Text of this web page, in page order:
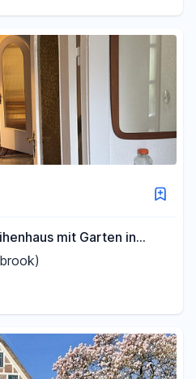
mit Garten in
Hamburg-Iserbrook